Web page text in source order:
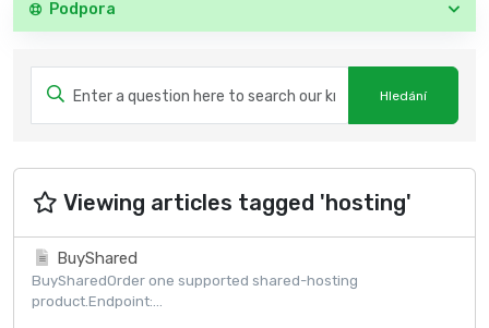
Podpora
Viewing articles tagged 'hosting'
BuyShared
BuySharedOrder one supported shared-hosting
product.Endpoint:...